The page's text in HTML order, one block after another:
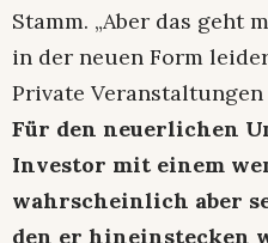
Stamm. „Aber das geht
in der neuen Form
Private
Für den neuerlichen
Investor mit einem
wahrscheinlich aber
den er hineinstecken